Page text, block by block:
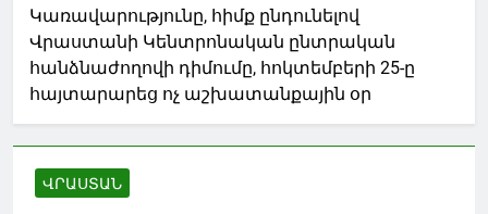
Կառավարությունը, հիմք ընդունելով
Վրաստանի Կենտրոնական ընտրական
հանձնաժողովի դիմումը, հոկտեմբերի 25-ը
հայտարարեց ոչ աշխատանքային օր
ՎՐԱՍՏԱՆ